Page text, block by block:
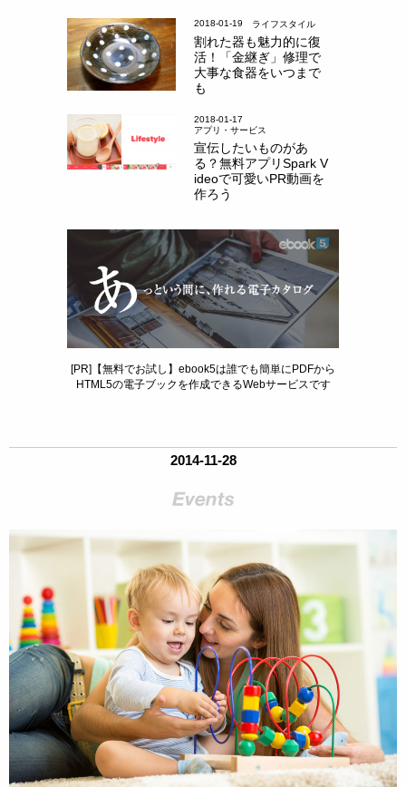
2018-01-19 ライフスタイル
割れた器も魅力的に復
活！「金継ぎ」修理で
大事な食器をいつまで
も
2018-01-17
アプリ・サービス
宣伝したいものがあ
る？無料アプリSpark V
ideoで可愛いPR動画を
作ろう
[PR]【無料でお試し】ebook5は誰でも簡単にPDFから
HTML5の電子ブックを作成できるWebサービスです
2014-11-28